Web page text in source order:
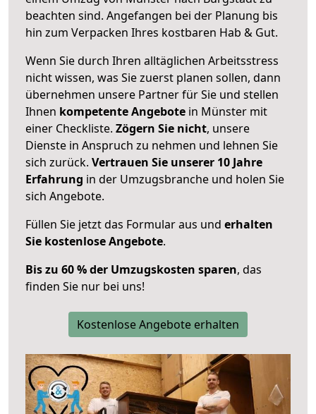
beachten sind. Angefangen bei der Planung bis
hin zum Verpacken Ihres kostbaren Hab & Gut.
Wenn Sie durch Ihren alltäglichen Arbeitsstress
nicht wissen, was Sie zuerst planen sollen, dann
übernehmen unsere Partner für Sie und stellen
Ihnen kompetente Angebote in Münster mit
einer Checkliste. Zögern Sie nicht, unsere
Dienste in Anspruch zu nehmen und lehnen Sie
sich zurück. Vertrauen Sie unserer 10 Jahre
Erfahrung in der Umzugsbranche und holen Sie
sich Angebote.
Füllen Sie jetzt das Formular aus und erhalten
Sie kostenlose Angebote.
Bis zu 60 % der Umzugskosten sparen, das
finden Sie nur bei uns!
Kostenlose Angebote erhalten